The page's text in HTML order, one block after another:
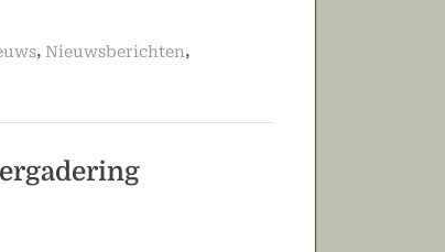
, Nieuwsberichten,